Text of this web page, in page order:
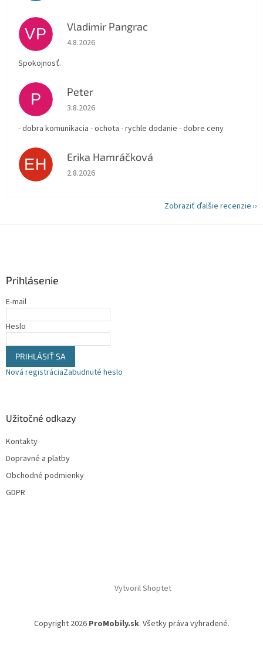
VP Vladimir Pangrac
Hodnotenie obchodu je 5 z 5 hviezdičiek.
4.8.2026
Spokojnosť.
P Peter
Hodnotenie obchodu je 5 z 5 hviezdičiek.
3.8.2026
- dobra komunikacia - ochota - rychle dodanie - dobre ceny
EH Erika Hamráčková
Hodnotenie obchodu je 5 z 5 hviezdičiek.
2.8.2026
Zobraziť ďalšie recenzie
Prihlásenie
E-mail
Heslo
PRIHLÁSIŤ SA
Nová registráciaZabudnuté heslo
Užitočné odkazy
Kontakty
Dopravné a platby
Obchodné podmienky
GDPR
Vytvoril Shoptet
Copyright 2026 ProMobily.sk. Všetky práva vyhradené.